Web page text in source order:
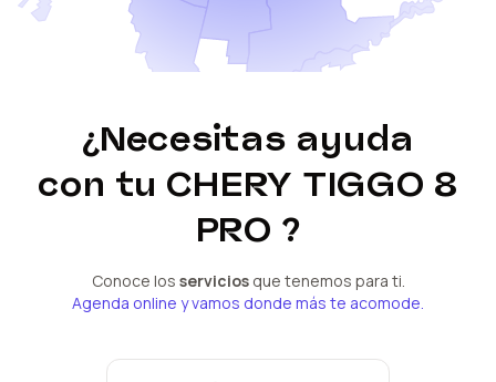
¿Necesitas ayuda
con tu CHERY TIGGO 8
PRO ?
Conoce los servicios que tenemos para ti.
Agenda online y vamos donde más te acomode.